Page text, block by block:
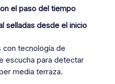
el paso del tiempo
selladas desde el inicio
tecnología de
escucha para detectar
media terraza.